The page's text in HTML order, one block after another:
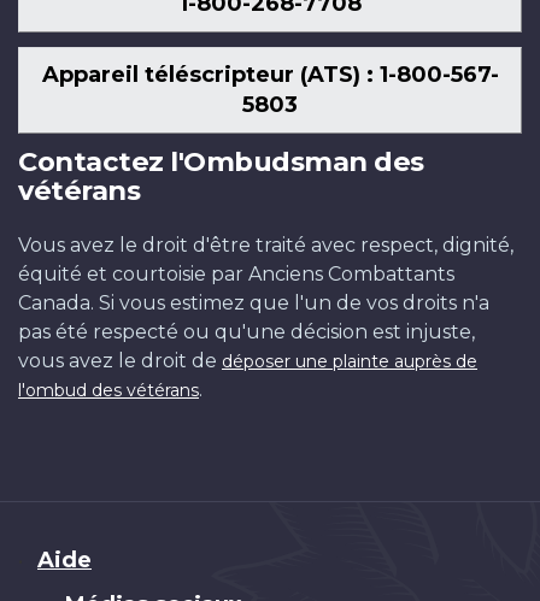
Appareil téléscripteur (ATS) : 1-800-567-
5803
Contactez l'Ombudsman des
vétérans
Vous avez le droit d'être traité avec respect, dignité,
équité et courtoisie par Anciens Combattants
Canada. Si vous estimez que l'un de vos droits n'a
pas été respecté ou qu'une décision est injuste,
vous avez le droit de déposer une plainte auprès de
l'ombud des vétérans.
Brand
Aide